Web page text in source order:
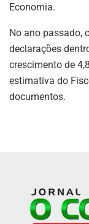
Economia.
No ano passado,
declarações
crescimento de
estimativa do
documentos.